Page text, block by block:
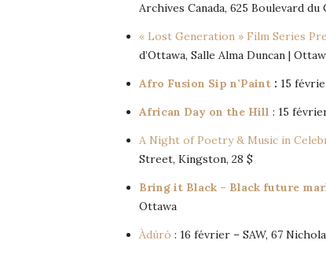
Archives Canada, 625 Boulevard
« Lost Generation » Film Series
d’Ottawa, Salle Alma Duncan |
Afro Fusion Sip n’Paint : 15
African Day on the Hill : 15
A Night of Poetry & Music in
Street, Kingston, 28 $
Bring it Black – Black future
Ottawa
Àdúró : 16 février – SAW, 67